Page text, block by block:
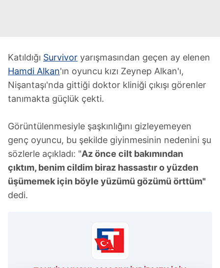
Katıldığı Survivor yarışmasından geçen ay elenen
Hamdi Alkan'ın oyuncu kızı Zeynep Alkan'ı,
Nişantaşı'nda gittiği doktor kliniği çıkışı görenler
tanımakta güçlük çekti.
Görüntülenmesiyle şaşkınlığını gizleyemeyen
genç oyuncu, bu şekilde giyinmesinin nedenini şu
sözlerle açıkladı: "Az önce cilt bakımından
çıktım, benim cildim biraz hassastır o yüzden
üşümemek için böyle yüzümü gözümü örttüm"
dedi.